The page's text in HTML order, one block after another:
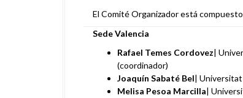
El Comité Organizador está
Sede Valencia
Rafael Temes Cordovez|
(coordinador)
Joaquín Sabaté Bel| Universitat
Melisa Pesoa Marcilla|